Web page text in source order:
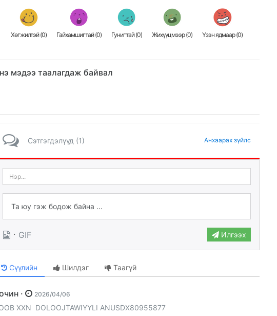
Хөгжилтэй (0) Гайхамшигтай (0) Гунигтай (0) Жихүүцмээр (0) Үзэн ядмаар (0)
мэдээ таалагдаж байвал
Сэтгэгдэлүүд (1) Анхаарах зүйлс
· GIF Илгээх
Сүүлийн Шилдэг Таагүй
Зочин · 2026/04/06
XXN DOLOOJTAWIYYLI ANUSDX80955877